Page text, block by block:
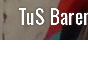
TuS